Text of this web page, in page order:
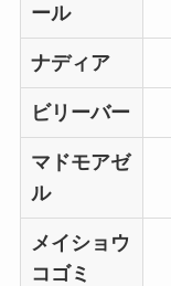
ール
ナディア
ビリーバー
マドモアゼ
ル
メイショウ
コゴミ